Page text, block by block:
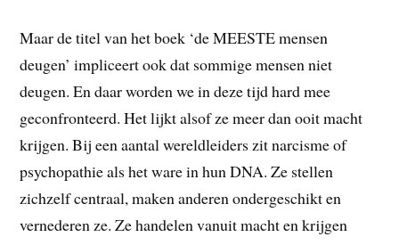
Maar de titel van het boek ‘de MEESTE mensen
deugen’ impliceert ook dat sommige mensen niet
deugen. En daar worden we in deze tijd hard mee
geconfronteerd. Het lijkt alsof ze meer dan ooit macht
krijgen. Bij een aantal wereldleiders zit narcisme of
psychopathie als het ware in hun DNA. Ze stellen
zichzelf centraal, maken anderen ondergeschikt en
vernederen ze. Ze handelen vanuit macht en krijgen